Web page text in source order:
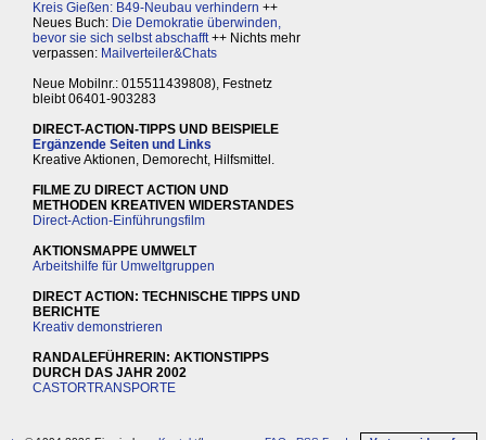
Kreis Gießen: B49-Neubau verhindern ++
Neues Buch: Die Demokratie überwinden,
bevor sie sich selbst abschafft++ Nichts mehr
verpassen: Mailverteiler&Chats
Neue Mobilnr.: 015511439808), Festnetz
bleibt 06401-903283
DIRECT-ACTION-TIPPS UND BEISPIELE
Ergänzende Seiten und Links
Kreative Aktionen, Demorecht, Hilfsmittel.
FILME ZU DIRECT ACTION UND
METHODEN KREATIVEN WIDERSTANDES
Direct-Action-Einführungsfilm
AKTIONSMAPPE UMWELT
Arbeitshilfe für Umweltgruppen
DIRECT ACTION: TECHNISCHE TIPPS UND
BERICHTE
Kreativ demonstrieren
RANDALEFÜHRERIN: AKTIONSTIPPS
DURCH DAS JAHR 2002
CASTORTRANSPORTE